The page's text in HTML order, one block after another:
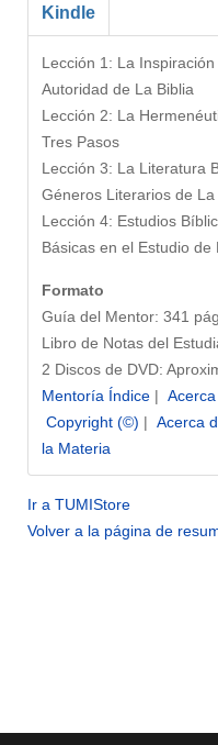
Kindle
Lección 1: La
Autoridad de La Biblia
Lección 2: La
Tres Pasos
Lección 3: La Literatura
Géneros Literarios de La
Lección 4: Estudios
Básicas en el Estudio de
Formato
Guía del Mentor: 341
Libro de Notas del
2 Discos de DVD:
Mentoría Índice |
Copyright (©) | Acerca
la Materia
Ir a TUMIStore
Volver a la página de